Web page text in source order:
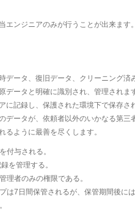
エンジニアのみが行うことが出来ます
データ、復旧データ、クリーニング済
ータと明確に識別され、管理されま
に記録し、保護された環境下で保存さ
データが、依頼者以外のいかなる第三
るように最善を尽くします。
付与される。
を管理する。
理者のみの権限である。
は7日間保管されるが、保管期間後に